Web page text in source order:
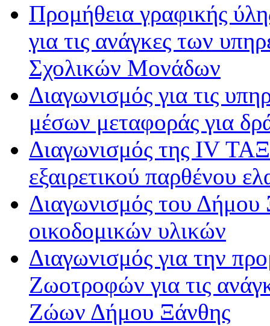
Προμήθεια γραφικής
για τις ανάγκες των
Σχολικών Μονάδων
Διαγωνισμός για τις
μέσων μεταφοράς για
Διαγωνισμός της IV
εξαιρετικού παρθένου
Διαγωνισμός του Δήμου
οικοδομικών υλικών
Διαγωνισμός για την
Ζωοτροφών για τις
Ζώων Δήμου Ξάνθης